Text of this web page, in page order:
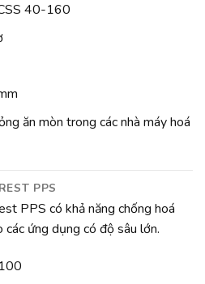
40-160
ăn mòn trong các nhà máy hoá
PPS
PPS có khả năng chống hoá
ứng dụng có độ sâu lớn.